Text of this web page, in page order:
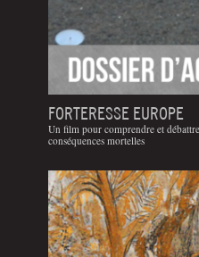
FORTERESSE EUROPE
Un film pour comprendre et
conséquences mortelles